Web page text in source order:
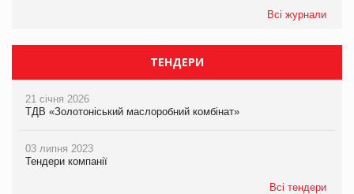
Всі журнали
ТЕНДЕРИ
21 січня 2026
ТДВ «Золотоніський маслоробний комбінат»
03 липня 2023
Тендери компанії
Всі тендери